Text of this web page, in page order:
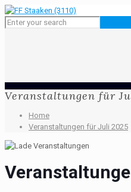
Veranstaltungen für
Home
Veranstaltungen für Juli 2025